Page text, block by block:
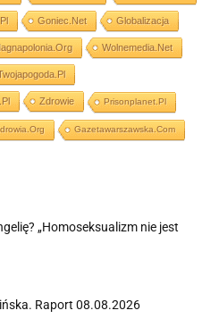
Goniec.net Globalizacja
Wolnemedia.net
Zdrowie Prisonplanet.pl
Gazetawarszawska.com
„Homoseksualizm nie jest
Raport 08.08.2026